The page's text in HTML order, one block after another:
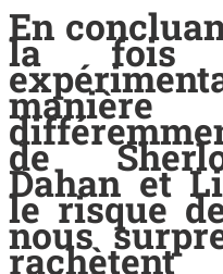
En
la fois
de
Dahan et
le risque
nous